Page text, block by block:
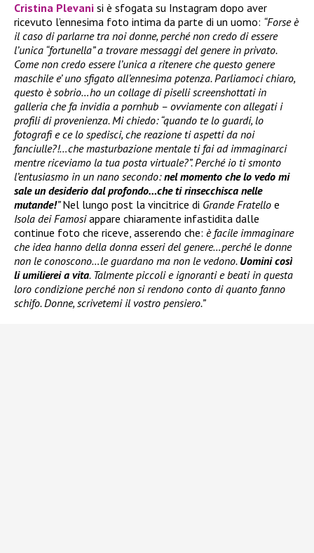
Cristina Plevani si è sfogata su Instagram dopo aver
ricevuto l’ennesima foto intima da parte di un uomo: “Forse è
il caso di parlarne tra noi donne, perché non credo di essere
l’unica “fortunella” a trovare messaggi del genere in privato.
Come non credo essere l’unica a ritenere che questo genere
maschile e’ uno sfigato all’ennesima potenza. Parliamoci chiaro,
questo è sobrio…ho un collage di piselli screenshottati in
galleria che fa invidia a pornhub – ovviamente con allegati i
profili di provenienza. Mi chiedo: “quando te lo guardi, lo
fotografi e ce lo spedisci, che reazione ti aspetti da noi
fanciulle?!…che masturbazione mentale ti fai ad immaginarci
mentre riceviamo la tua posta virtuale?”. Perché io ti smonto
l’entusiasmo in un nano secondo:nel momento che lo vedo mi
sale un desiderio dal profondo…che ti rinsecchisca nelle
mutande!”Nel lungo post la vincitrice di Grande Fratello e
Isola dei Famosiappare chiaramente infastidita dalle
continue foto che riceve, asserendo che: è facile immaginare
che idea hanno della donna esseri del genere…perché le donne
non le conoscono…le guardano ma non le vedono. Uomini così
li umilierei a vita. Talmente piccoli e ignoranti e beati in questa
loro condizione perché non si rendono conto di quanto fanno
schifo. Donne, scrivetemi il vostro pensiero.”